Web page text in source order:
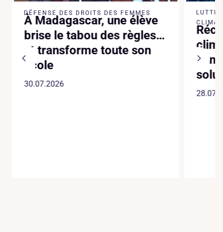
DÉFENSE DES DROITS DES FEMMES
À Madagascar, une élève
brise le tabou des règles…
et transforme toute son
école
30.07.2026
LUTTE